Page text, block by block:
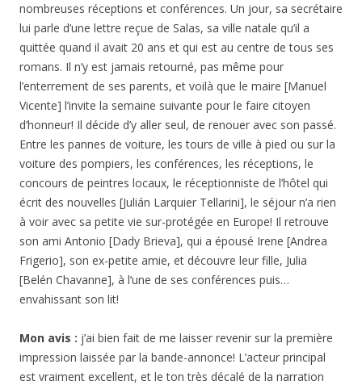
nombreuses réceptions et conférences. Un jour, sa secrétaire
lui parle d’une lettre reçue de Salas, sa ville natale qu’il a
quittée quand il avait 20 ans et qui est au centre de tous ses
romans. Il n’y est jamais retourné, pas même pour
l’enterrement de ses parents, et voilà que le maire [Manuel
Vicente] l’invite la semaine suivante pour le faire citoyen
d’honneur! Il décide d’y aller seul, de renouer avec son passé.
Entre les pannes de voiture, les tours de ville à pied ou sur la
voiture des pompiers, les conférences, les réceptions, le
concours de peintres locaux, le réceptionniste de l’hôtel qui
écrit des nouvelles [Julián Larquier Tellarini], le séjour n’a rien
à voir avec sa petite vie sur-protégée en Europe! Il retrouve
son ami Antonio [Dady Brieva], qui a épousé Irene [Andrea
Frigerio], son ex-petite amie, et découvre leur fille, Julia
[Belén Chavanne], à l’une de ses conférences puis…
envahissant son lit!
Mon avis : j’ai bien fait de me laisser revenir sur la première
impression laissée par la bande-annonce! L’acteur principal
est vraiment excellent, et le ton très décalé de la narration